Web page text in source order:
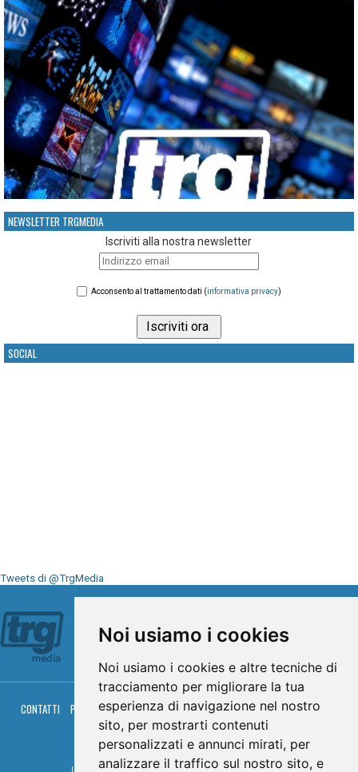
Noi usiamo i cookies
Noi usiamo i cookies e altre tecniche di
tracciamento per migliorare la tua
esperienza di navigazione nel nostro
sito, per mostrarti contenuti
personalizzati e annunci mirati, per
analizzare il traffico sul nostro sito, e
NEWSLETTER TRGMEDIA
Iscriviti alla nostra newsletter
Acconsento al trattamento dati (informativa privacy)
SOCIAL
Tweets di @TrgMedia
CONTATTI PRIVACY COOKIES PALINSESTO DIRETTA TV
DIRETTA RADIO
RGM HITRADIO
© TRG Media 2005-2026
Umbria Televisioni s.r.l. - P.I.00496230541 -www.trgmedia.it- Powered by